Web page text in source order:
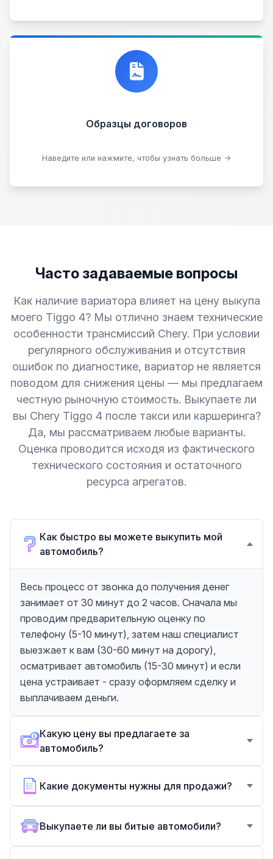
Образцы договоров
Наведите или нажмите, чтобы узнать больше →
Договор купли-продажи
Скачать образцы
Часто задаваемые вопросы
Как наличие вариатора влияет на цену выкупа
моего Tiggo 4? Мы отлично знаем технические
особенности трансмиссий Chery. При условии
регулярного обслуживания и отсутствия
ошибок по диагностике, вариатор не является
поводом для снижения цены — мы предлагаем
честную рыночную стоимость. Выкупаете ли
вы Chery Tiggo 4 после такси или каршеринга?
Да, мы рассматриваем любые варианты.
Оценка проводится исходя из фактического
технического состояния и остаточного
ресурса агрегатов.
Как быстро вы можете выкупить мой
автомобиль?
Весь процесс от звонка до получения денег
занимает от 30 минут до 2 часов. Сначала мы
проводим предварительную оценку по
телефону (5-10 минут), затем наш специалист
выезжает к вам (30-60 минут на дорогу),
осматривает автомобиль (15-30 минут) и если
цена устраивает - сразу оформляем сделку и
выплачиваем деньги.
Какую цену вы предлагаете за
автомобиль?
Какие документы нужны для продажи?
Выкупаете ли вы битые автомобили?